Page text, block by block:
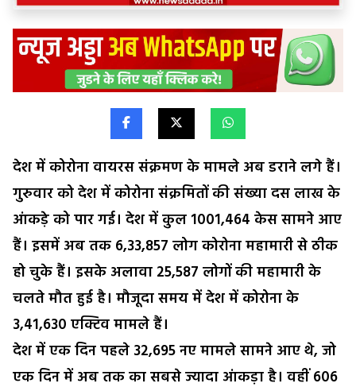
देश में कोरोना वायरस संक्रमण के मामले अब डराने लगे हैं।
गुरुवार को देश में कोरोना संक्रमितों की संख्या दस लाख के
आंकड़े को पार गई। देश में कुल 1001,464 केस सामने आए
हैं। इसमें अब तक 6,33,857 लोग कोरोना महामारी से ठीक
हो चुके हैं। इसके अलावा 25,587 लोगों की महामारी के
चलते मौत हुई है। मौजूदा समय में देश में कोरोना के
3,41,630 एक्टिव मामले हैं।
देश में एक दिन पहले 32,695 नए मामले सामने आए थे, जो
एक दिन में अब तक का सबसे ज्यादा आंकड़ा है। वहीं 606